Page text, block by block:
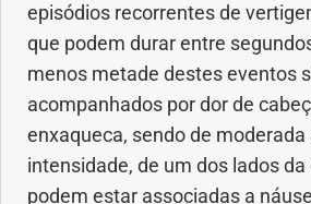
episódios recorrentes de
que podem durar entre
menos metade destes eventos
acompanhados por dor de
enxaqueca, sendo de moderada
intensidade, de um dos lados da
podem estar associadas a